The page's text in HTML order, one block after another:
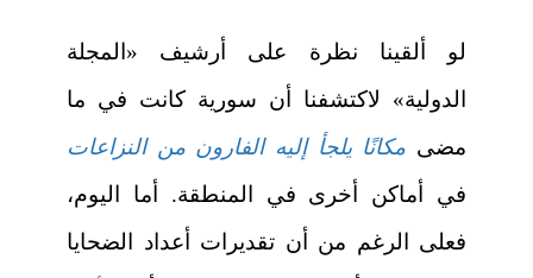
لو ألقينا نظرة على أرشيف «المجلة
الدولية» لاكتشفنا أن سورية كانت في ما
مضى مكانًا يلجأ إليه الفارون من النزاعات
في أماكن أخرى في المنطقة. أما اليوم،
فعلى الرغم من أن تقديرات أعداد الضحايا